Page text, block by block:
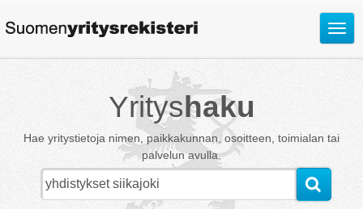
Avaa
Yrityshaku
Hae yritystietoja nimen, paikkakunnan, osoitteen, toimialan tai
palvelun avulla.